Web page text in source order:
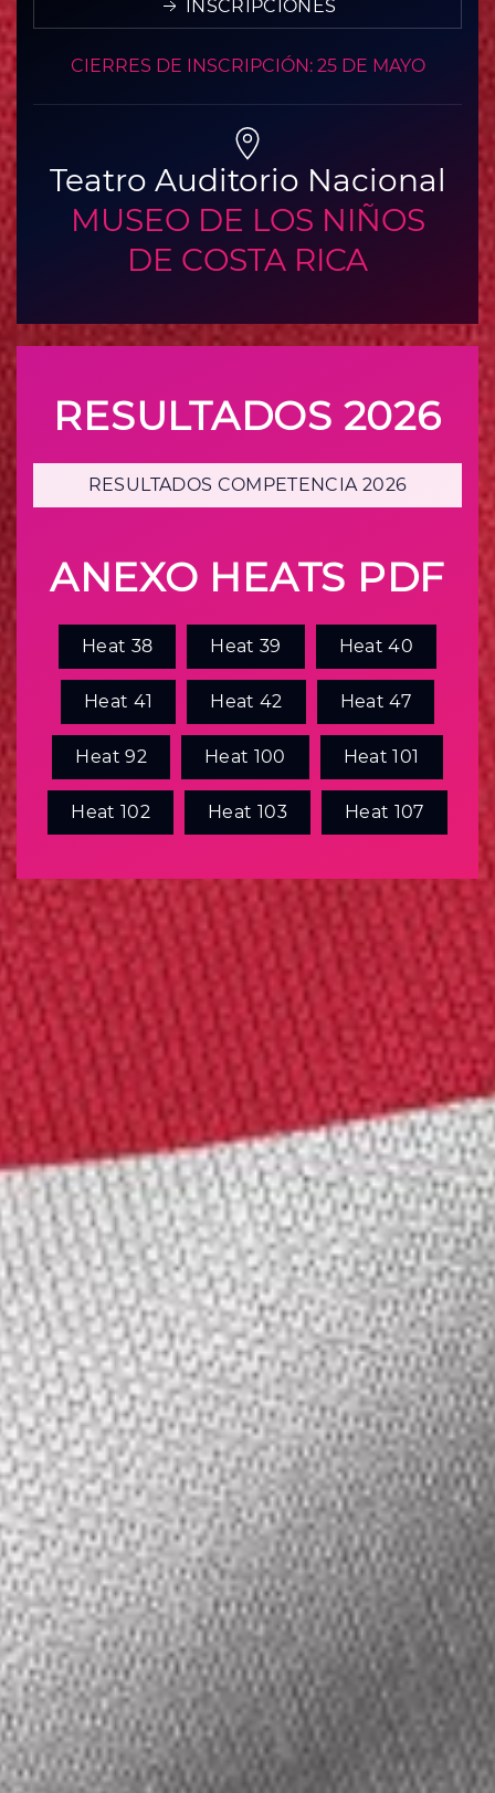
INSCRIPCIONES
CIERRES DE INSCRIPCIÓN: 25 DE MAYO
Teatro Auditorio Nacional
MUSEO DE LOS NIÑOS
DE COSTA RICA
RESULTADOS 2026
RESULTADOS COMPETENCIA 2026
ANEXO HEATS PDF
Heat 38 Heat 39 Heat 40
Heat 41 Heat 42 Heat 47
Heat 92 Heat 100 Heat 101
Heat 102 Heat 103 Heat 107